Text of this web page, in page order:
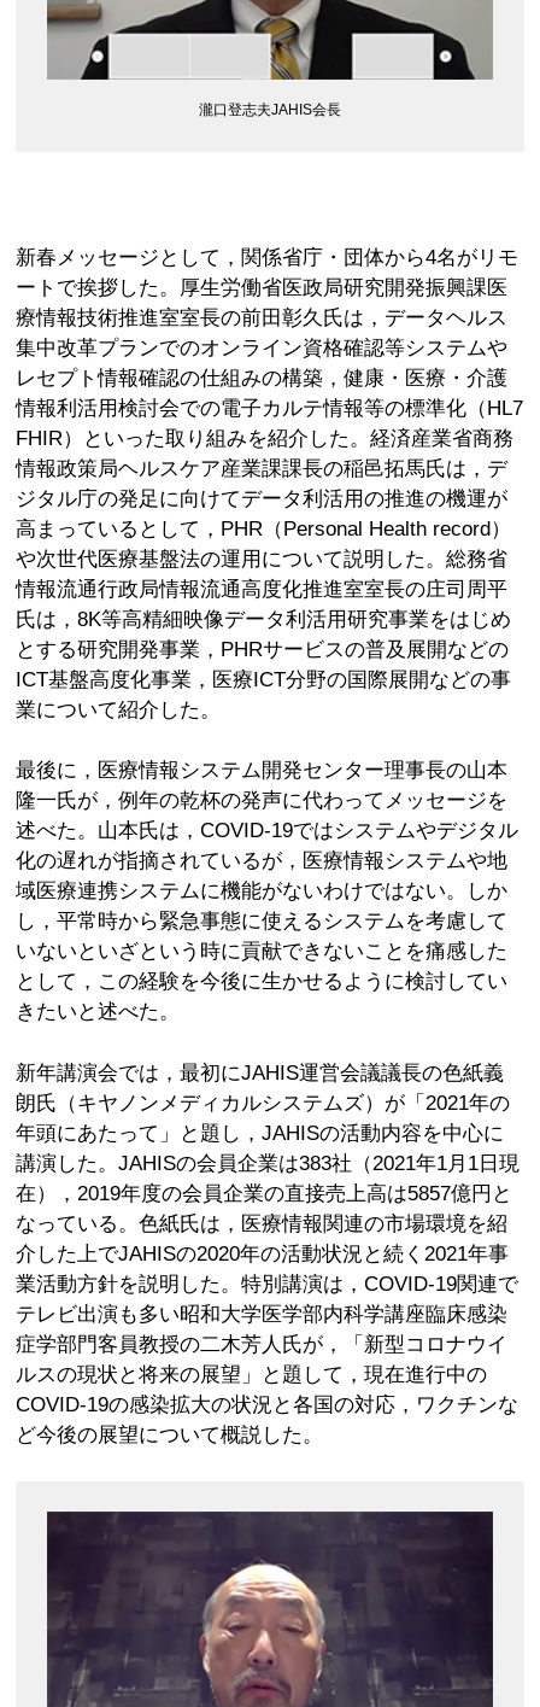
瀧口登志夫JAHIS会長
新春メッセージとして，関係省庁・団体から4名がリモ
ートで挨拶した。厚生労働省医政局研究開発振興課医
療情報技術推進室室長の前田彰久氏は，データヘルス
集中改革プランでのオンライン資格確認等システムや
レセプト情報確認の仕組みの構築，健康・医療・介護
情報利活用検討会での電子カルテ情報等の標準化（HL7
FHIR）といった取り組みを紹介した。経済産業省商務
情報政策局ヘルスケア産業課課長の稲邑拓馬氏は，デ
ジタル庁の発足に向けてデータ利活用の推進の機運が
高まっているとして，PHR（Personal Health record）
や次世代医療基盤法の運用について説明した。総務省
情報流通行政局情報流通高度化推進室室長の庄司周平
氏は，8K等高精細映像データ利活用研究事業をはじめ
とする研究開発事業，PHRサービスの普及展開などの
ICT基盤高度化事業，医療ICT分野の国際展開などの事
業について紹介した。
最後に，医療情報システム開発センター理事長の山本
隆一氏が，例年の乾杯の発声に代わってメッセージを
述べた。山本氏は，COVID-19ではシステムやデジタル
化の遅れが指摘されているが，医療情報システムや地
域医療連携システムに機能がないわけではない。しか
し，平常時から緊急事態に使えるシステムを考慮して
いないといざという時に貢献できないことを痛感した
として，この経験を今後に生かせるように検討してい
きたいと述べた。
新年講演会では，最初にJAHIS運営会議議長の色紙義
朗氏（キヤノンメディカルシステムズ）が「2021年の
年頭にあたって」と題し，JAHISの活動内容を中心に
講演した。JAHISの会員企業は383社（2021年1月1日現
在），2019年度の会員企業の直接売上高は5857億円と
なっている。色紙氏は，医療情報関連の市場環境を紹
介した上でJAHISの2020年の活動状況と続く2021年事
業活動方針を説明した。特別講演は，COVID-19関連で
テレビ出演も多い昭和大学医学部内科学講座臨床感染
症学部門客員教授の二木芳人氏が，「新型コロナウイ
ルスの現状と将来の展望」と題して，現在進行中の
COVID-19の感染拡大の状況と各国の対応，ワクチンな
ど今後の展望について概説した。